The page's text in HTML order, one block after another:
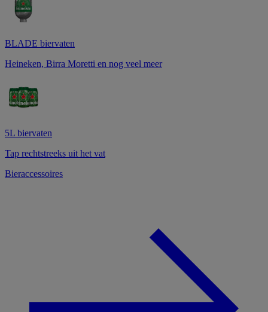
BLADE biervaten
Heineken, Birra Moretti en nog veel meer
5L biervaten
Tap rechtstreeks uit het vat
Bieraccessoires